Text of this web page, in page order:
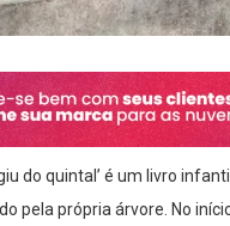
do quintal’ é um livro
pela própria árvore. No
ao sol, sombra fresca e